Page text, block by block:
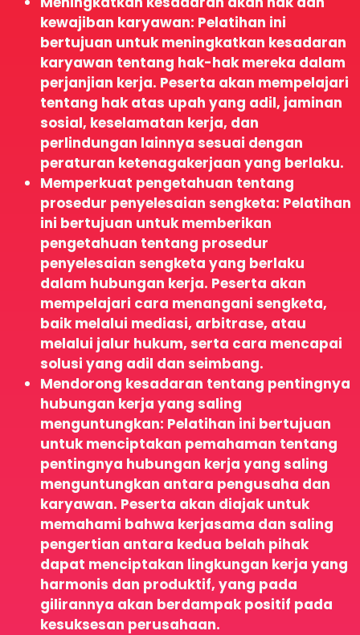
kewajiban karyawan: Pelatihan ini
bertujuan untuk meningkatkan kesadaran
karyawan tentang hak-hak mereka dalam
perjanjian kerja. Peserta akan mempelajari
tentang hak atas upah yang adil, jaminan
sosial, keselamatan kerja, dan
perlindungan lainnya sesuai dengan
peraturan ketenagakerjaan yang berlaku.
Memperkuat pengetahuan tentang
prosedur penyelesaian sengketa: Pelatihan
ini bertujuan untuk memberikan
pengetahuan tentang prosedur
penyelesaian sengketa yang berlaku
dalam hubungan kerja. Peserta akan
mempelajari cara menangani sengketa,
baik melalui mediasi, arbitrase, atau
melalui jalur hukum, serta cara mencapai
solusi yang adil dan seimbang.
Mendorong kesadaran tentang pentingnya
hubungan kerja yang saling
menguntungkan: Pelatihan ini bertujuan
untuk menciptakan pemahaman tentang
pentingnya hubungan kerja yang saling
menguntungkan antara pengusaha dan
karyawan. Peserta akan diajak untuk
memahami bahwa kerjasama dan saling
pengertian antara kedua belah pihak
dapat menciptakan lingkungan kerja yang
harmonis dan produktif, yang pada
gilirannya akan berdampak positif pada
kesuksesan perusahaan.